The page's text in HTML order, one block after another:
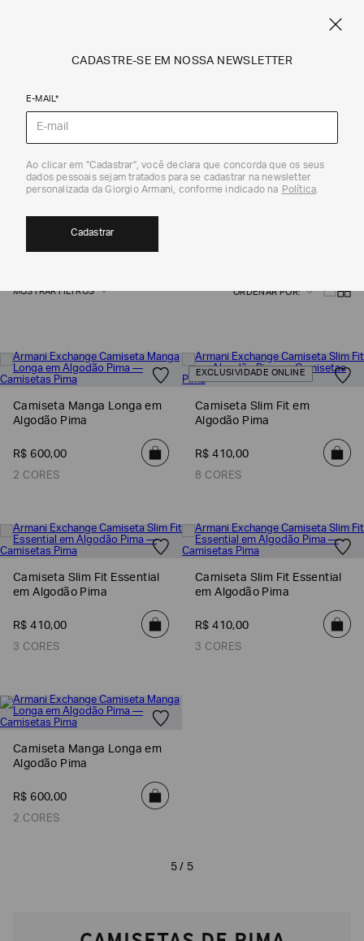
Armani Exchange
CAMISETAS PIMA
MOSTRAR FILTROS ORDENAR POR
Camiseta Manga Longa em
Algodão Pima
R$ 600,00
2 CORES
EXCLUSIVIDADE ONLINE
Camiseta Slim Fit em
Algodão Pima
R$ 410,00
8 CORES
Camiseta Slim Fit Essential
em Algodão Pima
R$ 410,00
3 CORES
Camiseta Slim Fit Essential
em Algodão Pima
R$ 410,00
3 CORES
Camiseta Manga Longa em
Algodão Pima
R$ 600,00
2 CORES
5 / 5
CADASTRE-SE EM NOSSA NEWSLETTER
E-MAIL*
Ao clicar em "Cadastrar", você declara que concorda que os seus
dados pessoais sejam tratados para se cadastrar na newsletter
personalizada da Giorgio Armani, conforme indicado na Política.
Cadastrar
Poderia
nos
mais
você?
SOBRENOME*
DE